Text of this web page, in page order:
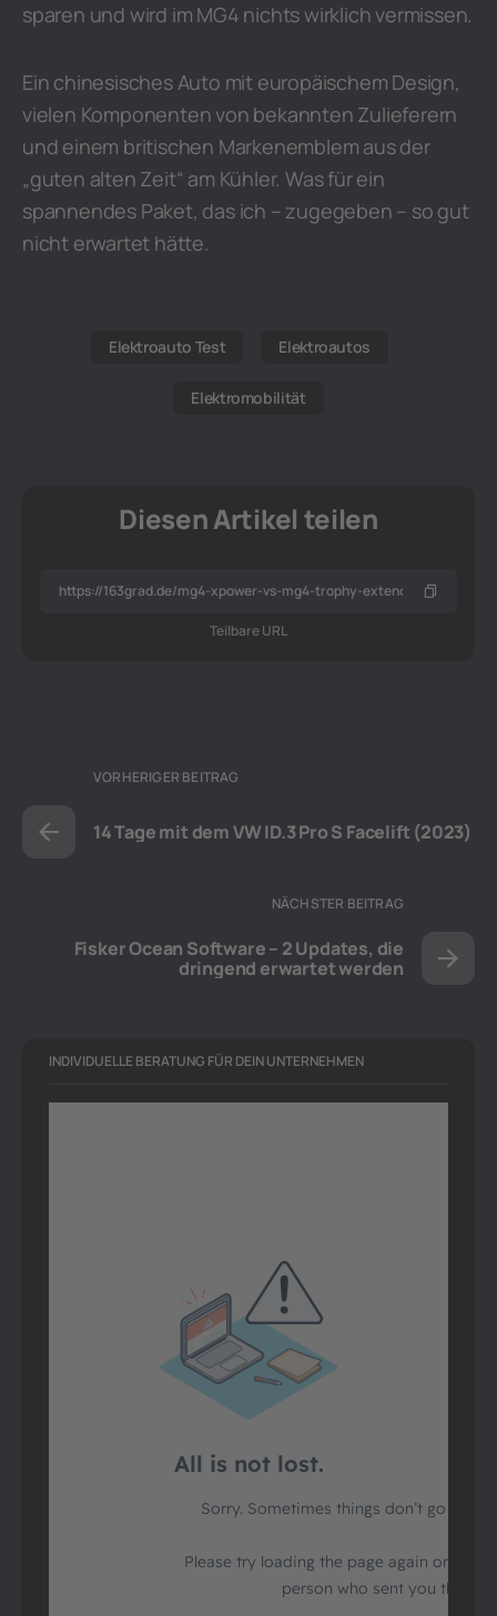
sparen und wird im MG4 nichts wirklich vermissen.
Ein chinesisches Auto mit europäischem Design,
vielen Komponenten von bekannten Zulieferern
und einem britischen Markenemblem aus der
„guten alten Zeit“ am Kühler. Was für ein
spannendes Paket, das ich – zugegeben – so gut
nicht erwartet hätte.
Elektroauto Test Elektroautos
Elektromobilität
Diesen Artikel teilen
Teilbare URL
VORHERIGER BEITRAG
14 Tage mit dem VW ID.3 Pro S Facelift (2023)
NÄCHSTER BEITRAG
Fisker Ocean Software – 2 Updates, die
dringend erwartet werden
INDIVIDUELLE BERATUNG FÜR DEIN UNTERNEHMEN